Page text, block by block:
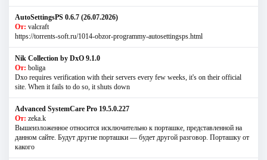
AutoSettingsPS 0.6.7 (26.07.2026)
От: valcraft
https://torrents-soft.ru/1014-obzor-programmy-autosettingsps.html
Nik Collection by DxO 9.1.0
От: boliga
Dxo requires verification with their servers every few weeks, it's on their official
site. When it fails to do so, it shuts down
Advanced SystemCare Pro 19.5.0.227
От: zeka.k
Вышеизложенное относится исключительно к порташке, представленной на
данном сайте. Будут другие порташки — будет другой разговор. Порташку от
какого